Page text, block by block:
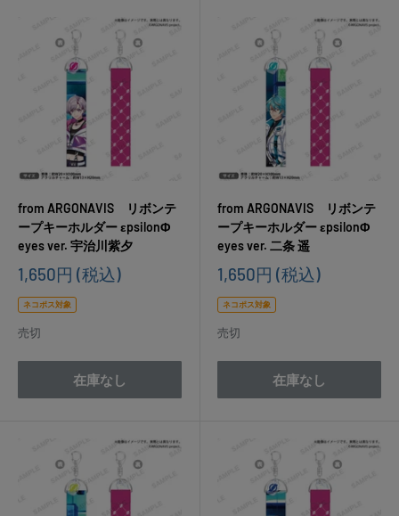
from ARGONAVIS リボンテ
ープキーホルダー εpsilonΦ
eyes ver. 宇治川紫夕
販
価
格
1,650円 (税込)
ネコポス対象
売切
在庫なし
from ARGONAVIS リボンテ
ープキーホルダー εpsilonΦ
eyes ver. 二条 遥
販
価
格
1,650円 (税込)
ネコポス対象
売切
在庫なし